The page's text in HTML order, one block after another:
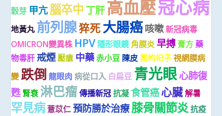
穀芽 甲亢腦卒中 丁肝 高血壓冠心病
地黃丸 前列腺猝死大腸癌咳嗽新冠病毒
OMICRON變異株 HPV 隱形眼鏡 角膜炎 早搏 膏方 藥
物毒肝 戒煙壓瘡 中藥 赤小豆 陳皮 黑枸杞子 視網膜病
變 跌倒 龍眼肉 病從口入 白扁豆 青光眼心肺復
甦 腎衰 淋巴瘤 傳播新冠 抗凝 食管癌心臟 解暑
罕見病 薏苡仁 預防勝於治療膝骨關節炎抗疫